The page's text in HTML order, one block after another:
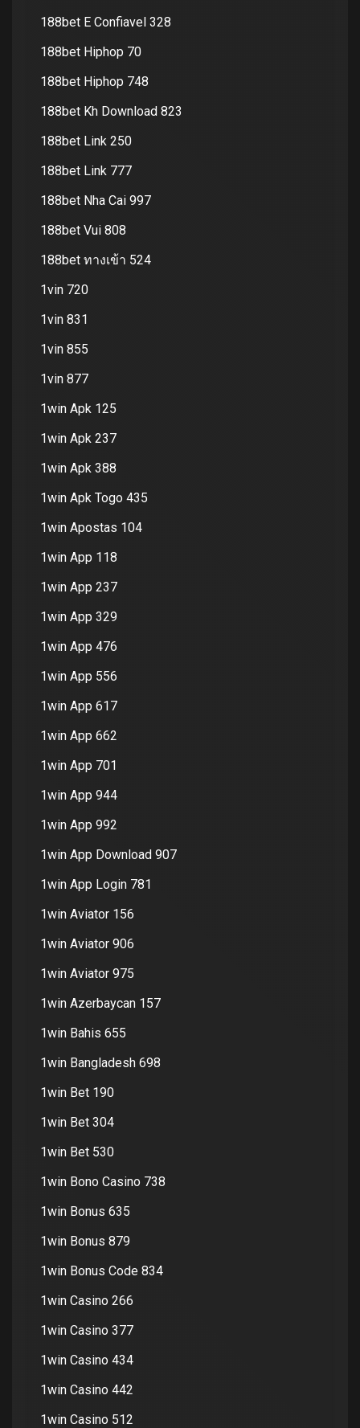
188bet E Confiavel 328
188bet Hiphop 70
188bet Hiphop 748
188bet Kh Download 823
188bet Link 250
188bet Link 777
188bet Nha Cai 997
188bet Vui 808
188bet ทางเข้า 524
1vin 720
1vin 831
1vin 855
1vin 877
1win Apk 125
1win Apk 237
1win Apk 388
1win Apk Togo 435
1win Apostas 104
1win App 118
1win App 237
1win App 329
1win App 476
1win App 556
1win App 617
1win App 662
1win App 701
1win App 944
1win App 992
1win App Download 907
1win App Login 781
1win Aviator 156
1win Aviator 906
1win Aviator 975
1win Azerbaycan 157
1win Bahis 655
1win Bangladesh 698
1win Bet 190
1win Bet 304
1win Bet 530
1win Bono Casino 738
1win Bonus 635
1win Bonus 879
1win Bonus Code 834
1win Casino 266
1win Casino 377
1win Casino 434
1win Casino 442
1win Casino 512